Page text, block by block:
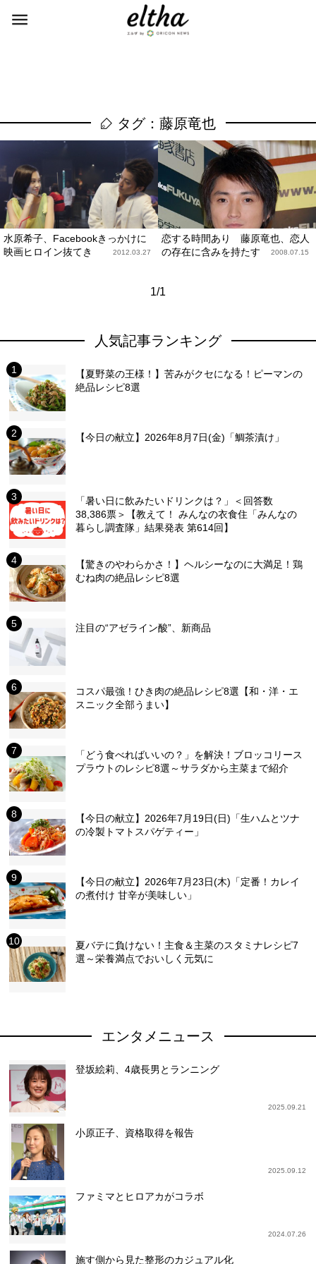
タグ：藤原竜也
水原希子、Facebookきっかけに
映画ヒロイン抜てき
2012.03.27
恋する時間あり 藤原竜也、恋人
の存在に含みを持たす
2008.07.15
1/1
人気記事ランキング
【夏野菜の王様！】苦みがクセになる！ピーマンの
絶品レシピ8選
【今日の献立】2026年8月7日(金)「鯛茶漬け」
「暑い日に飲みたいドリンクは？」＜回答数
38,386票＞【教えて！ みんなの衣食住「みんなの
暮らし調査隊」結果発表 第614回】
【驚きのやわらかさ！】ヘルシーなのに大満足！鶏
むね肉の絶品レシピ8選
注目の“アゼライン酸”、新商品
コスパ最強！ひき肉の絶品レシピ8選【和・洋・エ
スニック全部うまい】
「どう食べればいいの？」を解決！ブロッコリース
プラウトのレシピ8選～サラダから主菜まで紹介
【今日の献立】2026年7月19日(日)「生ハムとツナ
の冷製トマトスパゲティー」
【今日の献立】2026年7月23日(木)「定番！カレイ
の煮付け 甘辛が美味しい」
夏バテに負けない！主食＆主菜のスタミナレシピ7
選～栄養満点でおいしく元気に
エンタメニュース
登坂絵莉、4歳長男とランニング
2025.09.21
小原正子、資格取得を報告
2025.09.12
ファミマとヒロアカがコラボ
2024.07.26
施す側から見た整形のカジュアル化